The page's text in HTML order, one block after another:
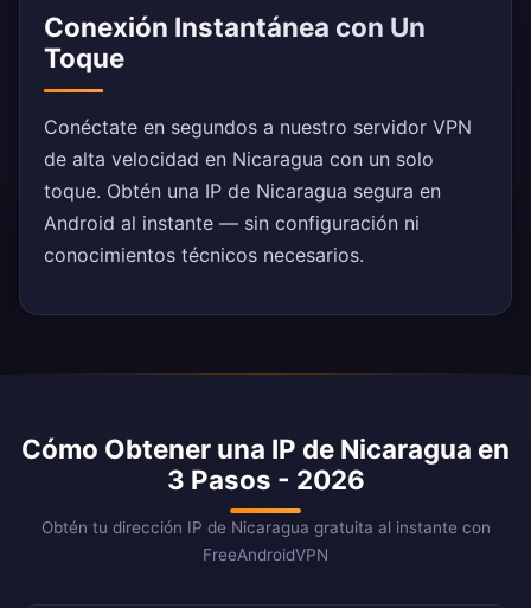
Conexión Instantánea con Un
Toque
Conéctate en segundos a nuestro servidor VPN
de alta velocidad en Nicaragua con un solo
toque. Obtén una IP de Nicaragua segura en
Android al instante — sin configuración ni
conocimientos técnicos necesarios.
Cómo Obtener una IP de Nicaragua en
3 Pasos - 2026
Obtén tu dirección IP de Nicaragua gratuita al instante con
FreeAndroidVPN